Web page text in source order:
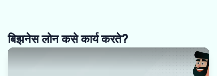
बिझनेस लोन कसे कार्य करते?